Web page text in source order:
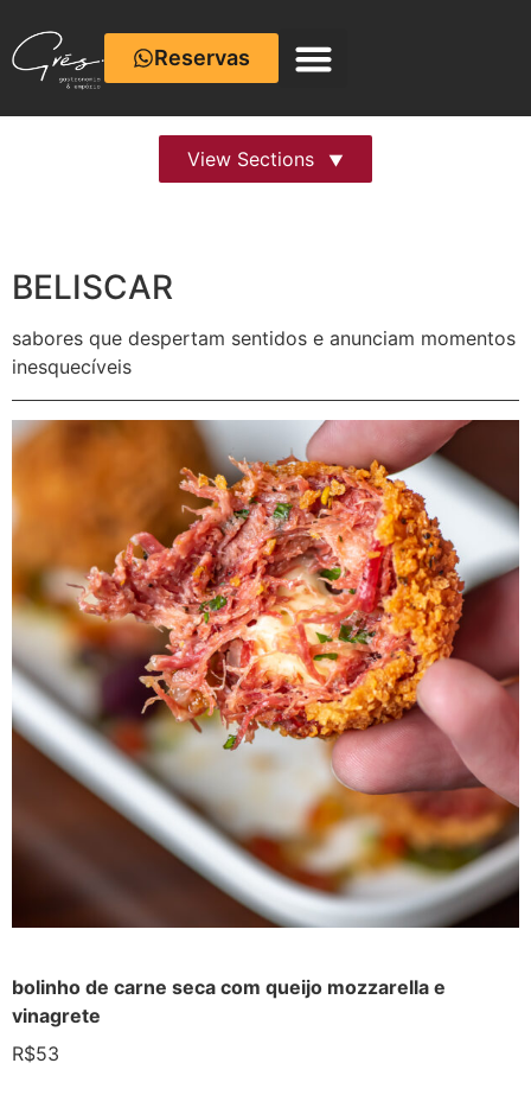
Reservas
View Sections
BELISCAR
sabores que despertam sentidos e anunciam momentos
inesquecíveis
bolinho de carne seca com queijo mozzarella e
vinagrete
R$53